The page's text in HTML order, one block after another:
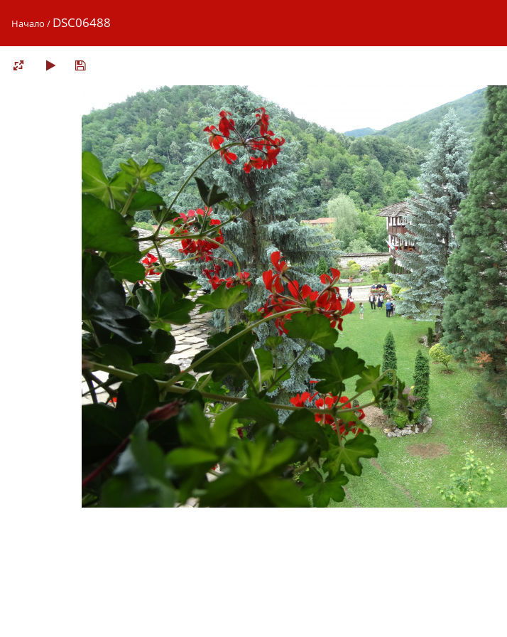
Начало / DSC06488